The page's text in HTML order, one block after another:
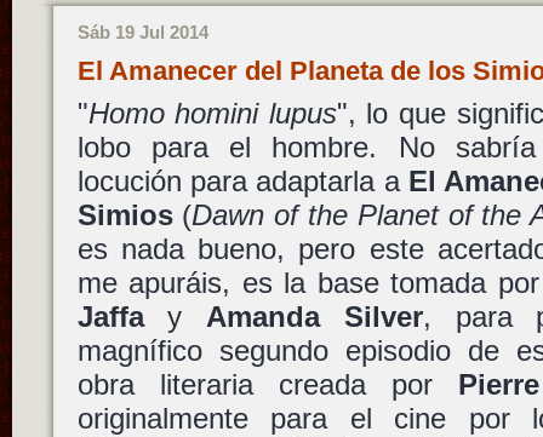
Sáb 19 Jul 2014
El Amanecer del Planeta de los
"Homo homini lupus", lo que
lobo para el hombre. No
locución para adaptarla a El
Simios(Dawn of the Planet of the
es nada bueno, pero este
me apuráis, es la base tomada
Jaffay Amanda Silver, para
magnífico segundo episodio de
obra literaria creada por
originalmente para el cine por